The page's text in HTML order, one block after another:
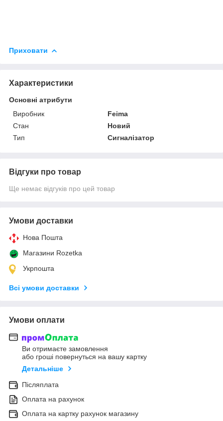
Приховати
Характеристики
Основні атрибути
Виробник
Feima
Стан
Новий
Тип
Сигналізатор
Відгуки про товар
Ще немає відгуків про цей товар
Умови доставки
Нова Пошта
Магазини Rozetka
Укрпошта
Всі умови доставки
Умови оплати
Ви отримаєте замовлення
або гроші повернуться на вашу картку
Детальніше
Післяплата
Оплата на рахунок
Оплата на картку рахунок магазину